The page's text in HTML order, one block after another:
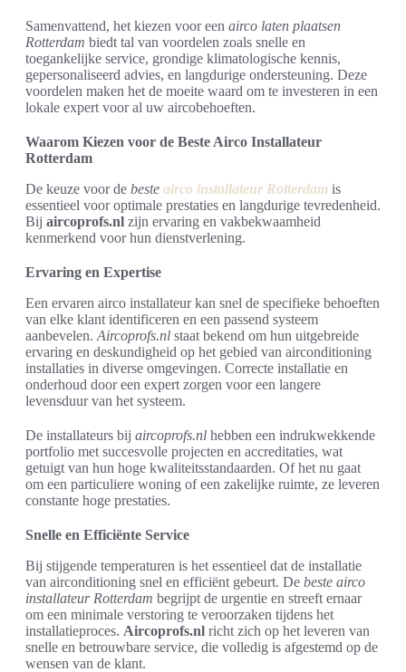
Samenvattend, het kiezen voor een airco laten plaatsen
Rotterdam biedt tal van voordelen zoals snelle en
toegankelijke service, grondige klimatologische kennis,
gepersonaliseerd advies, en langdurige ondersteuning. Deze
voordelen maken het de moeite waard om te investeren in een
lokale expert voor al uw aircobehoeften.
Waarom Kiezen voor de Beste Airco Installateur
Rotterdam
De keuze voor de beste airco installateur Rotterdam is
essentieel voor optimale prestaties en langdurige tevredenheid.
Bij aircoprofs.nl zijn ervaring en vakbekwaamheid
kenmerkend voor hun dienstverlening.
Ervaring en Expertise
Een ervaren airco installateur kan snel de specifieke behoeften
van elke klant identificeren en een passend systeem
aanbevelen. Aircoprofs.nl staat bekend om hun uitgebreide
ervaring en deskundigheid op het gebied van airconditioning
installaties in diverse omgevingen. Correcte installatie en
onderhoud door een expert zorgen voor een langere
levensduur van het systeem.
De installateurs bij aircoprofs.nl hebben een indrukwekkende
portfolio met succesvolle projecten en accreditaties, wat
getuigt van hun hoge kwaliteitsstandaarden. Of het nu gaat
om een particuliere woning of een zakelijke ruimte, ze leveren
constante hoge prestaties.
Snelle en Efficiënte Service
Bij stijgende temperaturen is het essentieel dat de installatie
van airconditioning snel en efficiënt gebeurt. De beste airco
installateur Rotterdam begrijpt de urgentie en streeft ernaar
om een minimale verstoring te veroorzaken tijdens het
installatieproces. Aircoprofs.nl richt zich op het leveren van
snelle en betrouwbare service, die volledig is afgestemd op de
wensen van de klant.